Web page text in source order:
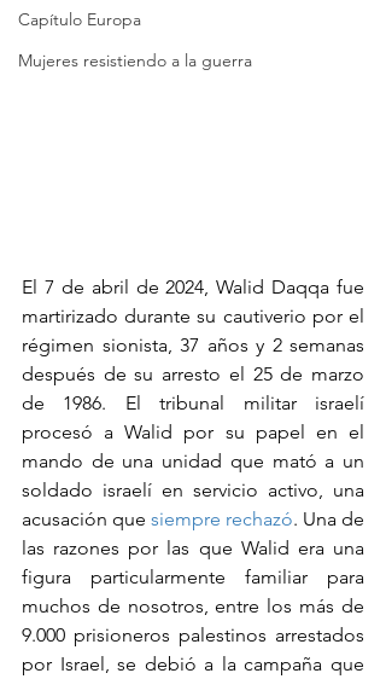
Capítulo Europa
Mujeres resistiendo a la guerra
El 7 de abril de 2024, Walid Daqqa fue
martirizado durante su cautiverio por el
régimen sionista, 37 años y 2 semanas
después de su arresto el 25 de marzo
de 1986. El tribunal militar israelí
procesó a Walid por su papel en el
mando de una unidad que mató a un
soldado israelí en servicio activo, una
acusación que siempre rechazó. Una de
las razones por las que Walid era una
figura particularmente familiar para
muchos de nosotros, entre los más de
9.000 prisioneros palestinos arrestados
por Israel, se debió a la campaña que